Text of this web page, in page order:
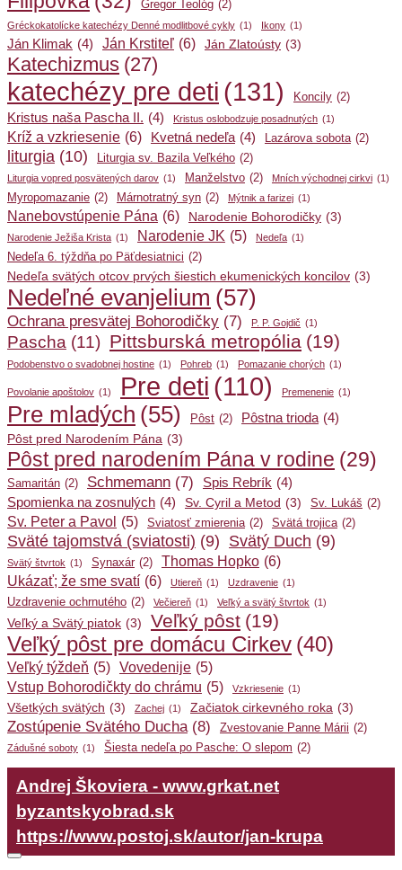
Gregor Teológ (2)
Gréckokatolícke katechézy Denné modlitbové cykly (1) Ikony (1)
Ján Klimak (4) Ján Krstiteľ (6) Ján Zlatoústy (3)
Katechizmus (27)
katechézy pre deti (131) Koncily (2)
Kristus naša Pascha II. (4) Kristus oslobodzuje posadnutých (1)
Kríž a vzkriesenie (6) Kvetná nedeľa (4) Lazárova sobota (2)
liturgia (10) Liturgia sv. Bazila Veľkého (2)
Liturgia vopred posvätených darov (1) Manželstvo (2) Mních východnej cirkvi (1)
Myropomazanie (2) Márnotratný syn (2) Mýtnik a farizej (1)
Nanebovstúpenie Pána (6) Narodenie Bohorodičky (3)
Narodenie Ježiša Krista (1) Narodenie JK (5) Nedeľa (1)
Nedeľa 6. týždňa po Päťdesiatnici (2)
Nedeľa svätých otcov prvých šiestich ekumenických koncilov (3)
Nedeľné evanjelium (57)
Ochrana presvätej Bohorodičky (7) P. P. Gojdič (1)
Pascha (11) Pittsburská metropólia (19)
Podobenstvo o svadobnej hostine (1) Pohreb (1) Pomazanie chorých (1)
Povolanie apoštolov (1) Pre deti (110) Premenenie (1)
Pre mladých (55) Pôst (2) Pôstna trioda (4)
Pôst pred Narodením Pána (3)
Pôst pred narodením Pána v rodine (29)
Samaritán (2) Schmemann (7) Spis Rebrík (4)
Spomienka na zosnulých (4) Sv. Cyril a Metod (3) Sv. Lukáš (2)
Sv. Peter a Pavol (5) Sviatosť zmierenia (2) Svätá trojica (2)
Sväté tajomstvá (sviatosti) (9) Svätý Duch (9)
Svätý štvrtok (1) Synaxár (2) Thomas Hopko (6)
Ukázať; že sme svatí (6) Utiereň (1) Uzdravenie (1)
Uzdravenie ochrnutého (2) Večiereň (1) Veľký a svätý štvrtok (1)
Veľký a Svätý piatok (3) Veľký pôst (19)
Veľký pôst pre domácu Cirkev (40)
Veľký týždeň (5) Vovedenije (5)
Vstup Bohorodičkty do chrámu (5) Vzkriesenie (1)
Všetkých svätých (3) Zachej (1) Začiatok cirkevného roka (3)
Zostúpenie Svätého Ducha (8) Zvestovanie Panne Márii (2)
Zádušné soboty (1) Šiesta nedeľa po Pasche: O slepom (2)
Andrej Škoviera - www.grkat.net
byzantskyobrad.sk
https://www.postoj.sk/autor/jan-krupa